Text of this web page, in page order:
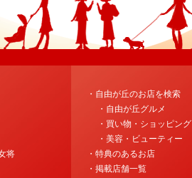
将
・自由が丘のお店を検索
・自由が丘グルメ
・買い物・ショッピング
・美容・ビューティー
・特典のあるお店
・掲載店舗一覧